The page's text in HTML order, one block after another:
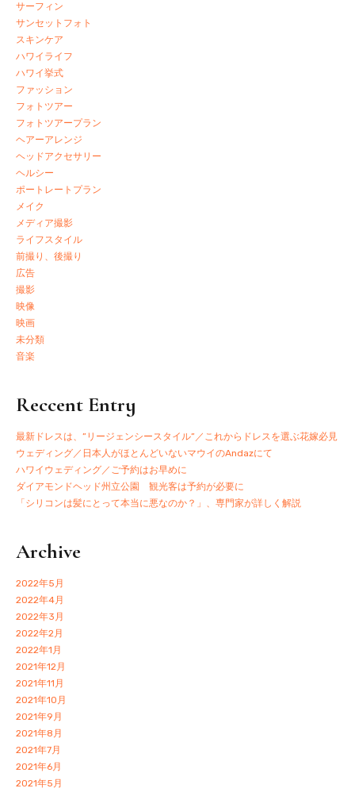
サーフィン
サンセットフォト
スキンケア
ハワイライフ
ハワイ挙式
ファッション
フォトツアー
フォトツアープラン
ヘアーアレンジ
ヘッドアクセサリー
ヘルシー
ポートレートプラン
メイク
メディア撮影
ライフスタイル
前撮り、後撮り
広告
撮影
映像
映画
未分類
音楽
Reccent Entry
最新ドレスは、”リージェンシースタイル”／これからドレスを選ぶ花嫁必見
ウェディング／日本人がほとんどいないマウイのAndazにて
ハワイウェディング／ご予約はお早めに
ダイアモンドヘッド州立公園 観光客は予約が必要に
「シリコンは髪にとって本当に悪なのか？」、専門家が詳しく解説
Archive
2022年5月
2022年4月
2022年3月
2022年2月
2022年1月
2021年12月
2021年11月
2021年10月
2021年9月
2021年8月
2021年7月
2021年6月
2021年5月